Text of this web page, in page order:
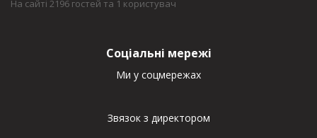
На сайті 2196 гостей та 1 користувач
Соціальні мережі
Ми у соцмережах
Звязок з директором